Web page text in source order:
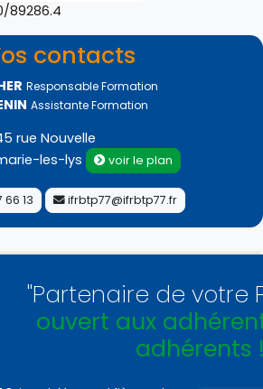
89286.4
contacts
Responsable Formation
Assistante Formation
rue Nouvelle
les-lys
voir le plan
66 13 ifrbtp77@ifrbtp77.fr
de votre
ouvert aux adhérents
adhérents !"